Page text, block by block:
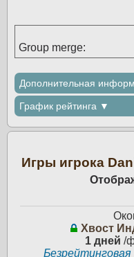
Group merge:
Дополнительная
График рейтинга ▼
Игры игрока
Хвост
1 дней /
Безрейтинговая